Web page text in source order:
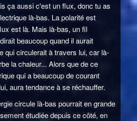
ça aussi c'est un flux, donc tu as
là-bas. La polarité est
est là. Mais là-bas, un fil
beaucoup quand il aurait
qui circulerait à travers lui, car là-
la chaleur... Alors que de ce
qui a beaucoup de courant
aura tendance à se réchauffer.
circule là-bas pourrait en grande
étudiée depuis ce côté, en